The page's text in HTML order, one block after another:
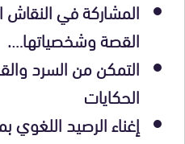
المشاركة في
القصة وشخصياتها….
التمكن من السرد
الحكايات
إغناء الرصيد اللغوي